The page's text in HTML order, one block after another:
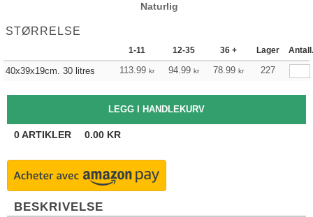
Naturlig
STØRRELSE
1-11 12-35 36 + Lager Antall.
40x39x19cm. 30 litres 113.99 kr 94.99 kr 78.99 kr 227
0ARTIKLER 0.00 KR
BESKRIVELSE